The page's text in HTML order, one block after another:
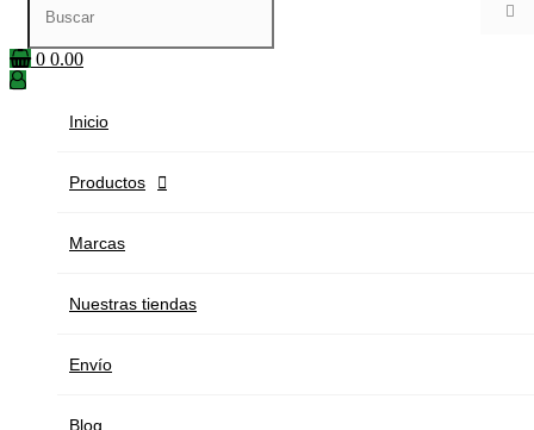

0 0.00
Inicio
Productos 
Marcas
Nuestras tiendas
Envío
Blog